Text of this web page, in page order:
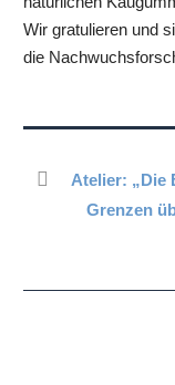
Wir gratulieren und
die
Atelier: „Die
Grenzen